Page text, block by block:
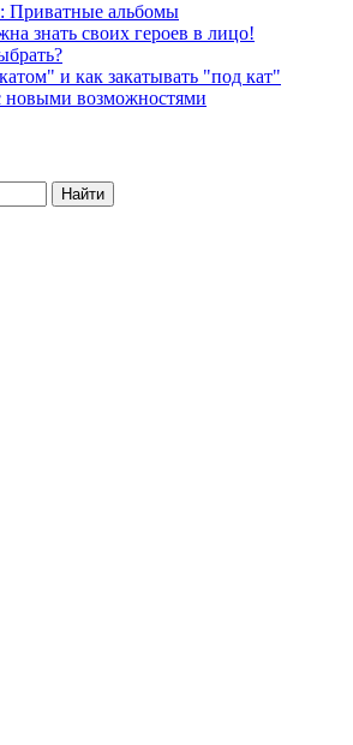
Приватные альбомы
знать своих героев в лицо!
и как закатывать "под кат"
новыми возможностями
Найти